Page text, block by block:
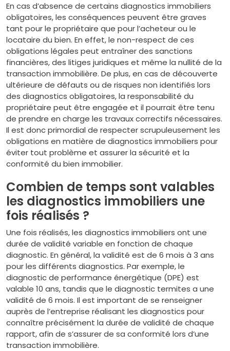
En cas d’absence de certains diagnostics immobiliers
obligatoires, les conséquences peuvent être graves
tant pour le propriétaire que pour l’acheteur ou le
locataire du bien. En effet, le non-respect de ces
obligations légales peut entraîner des sanctions
financières, des litiges juridiques et même la nullité de la
transaction immobilière. De plus, en cas de découverte
ultérieure de défauts ou de risques non identifiés lors
des diagnostics obligatoires, la responsabilité du
propriétaire peut être engagée et il pourrait être tenu
de prendre en charge les travaux correctifs nécessaires.
Il est donc primordial de respecter scrupuleusement les
obligations en matière de diagnostics immobiliers pour
éviter tout problème et assurer la sécurité et la
conformité du bien immobilier.
Combien de temps sont valables
les diagnostics immobiliers une
fois réalisés ?
Une fois réalisés, les diagnostics immobiliers ont une
durée de validité variable en fonction de chaque
diagnostic. En général, la validité est de 6 mois à 3 ans
pour les différents diagnostics. Par exemple, le
diagnostic de performance énergétique (DPE) est
valable 10 ans, tandis que le diagnostic termites a une
validité de 6 mois. Il est important de se renseigner
auprès de l’entreprise réalisant les diagnostics pour
connaître précisément la durée de validité de chaque
rapport, afin de s’assurer de sa conformité lors d’une
transaction immobilière.